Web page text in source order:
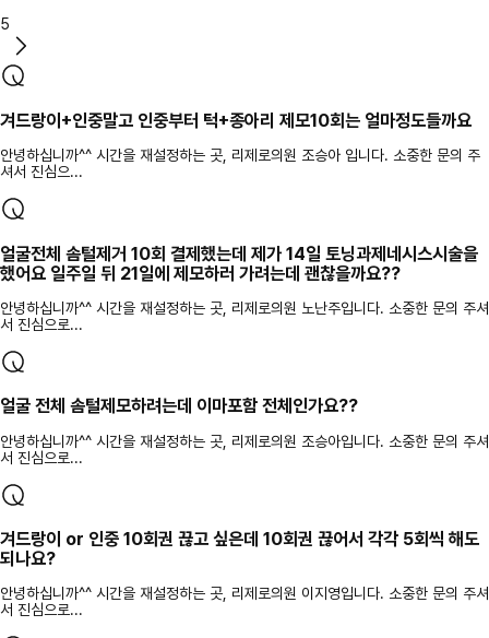
5
겨드랑이+인중말고 인중부터 턱+종아리 제모10회는 얼마정도들까요
안녕하십니까^^ 시간을 재설정하는 곳, 리제로의원 조승아 입니다. 소중한 문의 주
셔서 진심으...
얼굴전체 솜털제거 10회 결제했는데 제가 14일 토닝과제네시스시술을
했어요 일주일 뒤 21일에 제모하러 가려는데 괜찮을까요??
안녕하십니까^^ 시간을 재설정하는 곳, 리제로의원 노난주입니다. 소중한 문의 주셔
서 진심으로...
얼굴 전체 솜털제모하려는데 이마포함 전체인가요??
안녕하십니까^^ 시간을 재설정하는 곳, 리제로의원 조승아입니다. 소중한 문의 주셔
서 진심으로...
겨드랑이 or 인중 10회권 끊고 싶은데 10회권 끊어서 각각 5회씩 해도
되나요?
안녕하십니까^^ 시간을 재설정하는 곳, 리제로의원 이지영입니다. 소중한 문의 주셔
서 진심으로...